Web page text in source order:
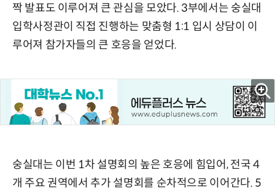
짝 발표도 이루어져 큰 관심을 모았다. 3부에서는 숭실대
입학사정관이 직접 진행하는 맞춤형 1:1 입시 상담이 이
루어져 참가자들의 큰 호응을 얻었다.
숭실대는 이번 1차 설명회의 높은 호응에 힘입어, 전국 4
개 주요 권역에서 추가 설명회를 순차적으로 이어간다. 5